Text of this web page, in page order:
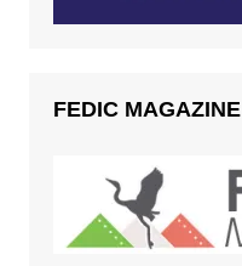
FEDIC MAGAZINE